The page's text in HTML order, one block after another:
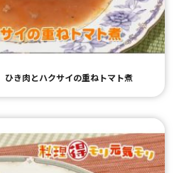
き肉とハクサイの重ねトマト煮